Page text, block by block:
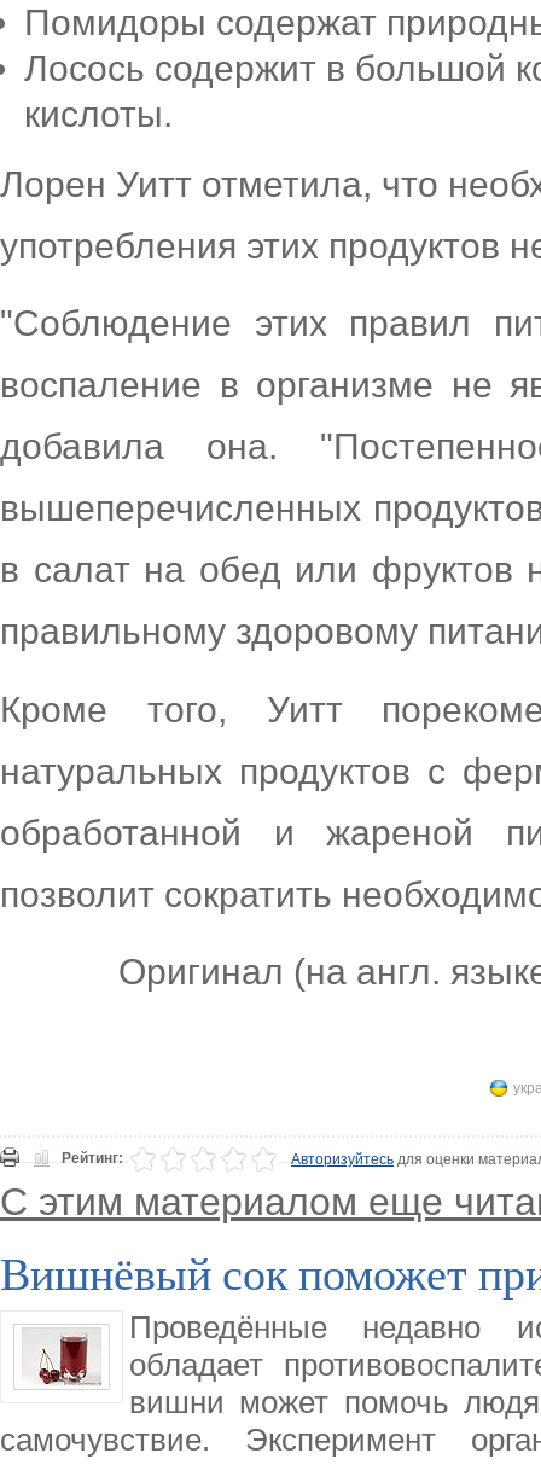
Помидоры содержат
Лосось содержит в большой
кислоты.
Лорен Уитт отметила, что
употребления этих продуктов
"Соблюдение этих правил
воспаление в организме не
добавила она.
вышеперечисленных
в салат на обед или фруктов
правильному здоровому
Кроме того, Уитт
натуральных продуктов с
обработанной и жареной
позволит сократить
Оригинал (на англ.
Рейтинг: Авторизуйтесьдля оценки
С этим материалом еще
Вишнёвый сок поможет
Проведённые недавно
обладает
вишни может помочь
самочувствие. Эксперимент